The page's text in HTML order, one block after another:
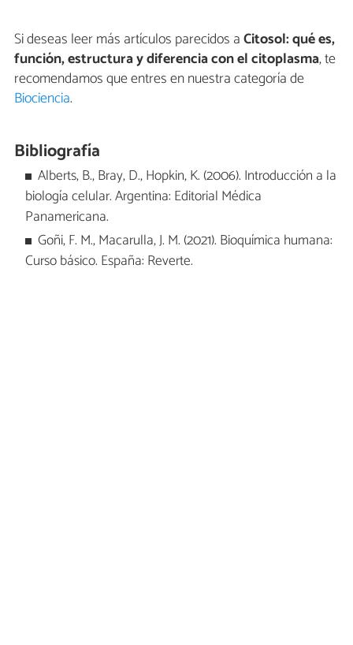
Si deseas leer más artículos parecidos aCitosol: qué es,
función, estructura y diferencia con el citoplasma, te
recomendamos que entres en nuestra categoría de
Biociencia.
Bibliografía
Alberts, B., Bray, D., Hopkin, K. (2006). Introducción a la
biología celular. Argentina: Editorial Médica
Panamericana.
Goñi, F. M., Macarulla, J. M. (2021). Bioquímica humana:
Curso básico. España: Reverte.